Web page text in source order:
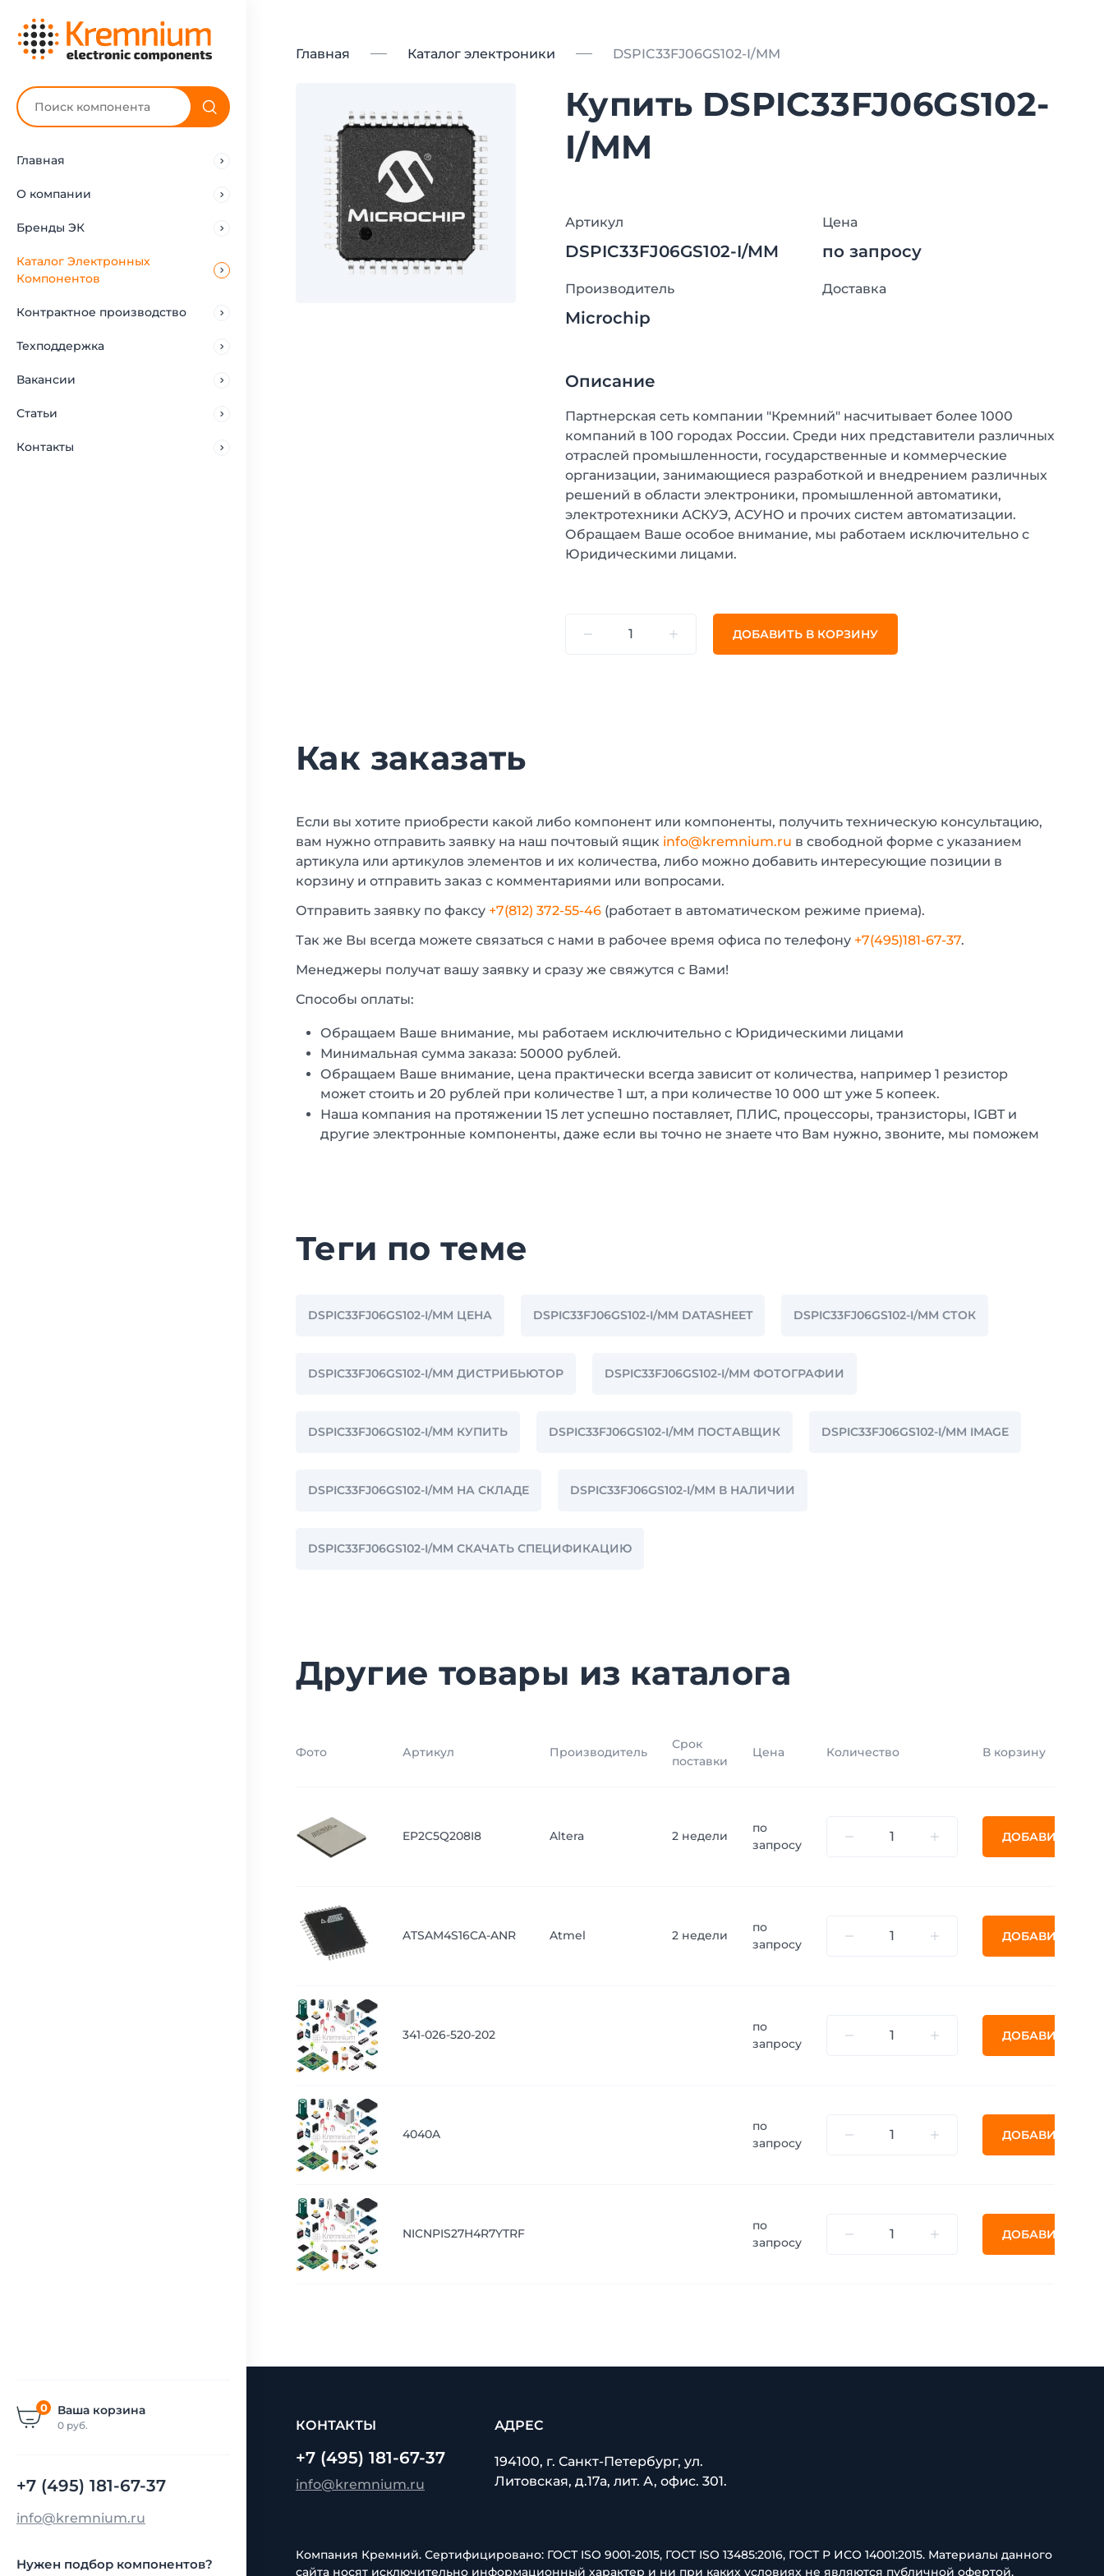
Главная
О компании
Бренды ЭК
Каталог Электронных
Компонентов
Контрактное производство
Техподдержка
Вакансии
Статьи
Контакты
0 Ваша корзина
0 руб.
+7 (495) 181-67-37
info@kremnium.ru
Нужен подбор компонентов?
Главная Каталог электроники DSPIC33FJ06GS102-I/MM
Купить DSPIC33FJ06GS102-
I/MM
Артикул
DSPIC33FJ06GS102-I/MM
Цена
по запросу
Производитель
Microchip
Доставка
Описание
Партнерская сеть компании "Кремний" насчитывает более 1000
компаний в 100 городах России. Среди них представители различных
отраслей промышленности, государственные и коммерческие
организации, занимающиеся разработкой и внедрением различных
решений в области электроники, промышленной автоматики,
электротехники АСКУЭ, АСУНО и прочих систем автоматизации.
Обращаем Ваше особое внимание, мы работаем исключительно с
Юридическими лицами.
ДОБАВИТЬ В КОРЗИНУ
Как заказать
Если вы хотите приобрести какой либо компонент или компоненты, получить техническую консультацию,
вам нужно отправить заявку на наш почтовый ящик info@kremnium.ru в свободной форме с указанием
артикула или артикулов элементов и их количества, либо можно добавить интересующие позиции в
корзину и отправить заказ с комментариями или вопросами.
Отправить заявку по факсу +7(812) 372-55-46 (работает в автоматическом режиме приема).
Так же Вы всегда можете связаться с нами в рабочее время офиса по телефону +7(495)181-67-37.
Менеджеры получат вашу заявку и сразу же свяжутся с Вами!
Способы оплаты:
Обращаем Ваше внимание, мы работаем исключительно с Юридическими лицами
Минимальная сумма заказа: 50000 рублей.
Обращаем Ваше внимание, цена практически всегда зависит от количества, например 1 резистор
может стоить и 20 рублей при количестве 1 шт, а при количестве 10 000 шт уже 5 копеек.
Наша компания на протяжении 15 лет успешно поставляет, ПЛИС, процессоры, транзисторы, IGBT и
другие электронные компоненты, даже если вы точно не знаете что Вам нужно, звоните, мы поможем
Теги по теме
DSPIC33FJ06GS102-I/MM ЦЕНА DSPIC33FJ06GS102-I/MM DATASHEET DSPIC33FJ06GS102-I/MM СТОК
DSPIC33FJ06GS102-I/MM ДИСТРИБЬЮТОР DSPIC33FJ06GS102-I/MM ФОТОГРАФИИ
DSPIC33FJ06GS102-I/MM КУПИТЬ DSPIC33FJ06GS102-I/MM ПОСТАВЩИК DSPIC33FJ06GS102-I/MM IMAGE
DSPIC33FJ06GS102-I/MM НА СКЛАДЕ DSPIC33FJ06GS102-I/MM В НАЛИЧИИ
DSPIC33FJ06GS102-I/MM СКАЧАТЬ СПЕЦИФИКАЦИЮ
Другие товары из каталога
Фото Артикул Производитель
Срок
поставки
Цена Количество В корзину
EP2C5Q208I8 Altera 2 недели
по
запросу
ДОБАВИТЬ
ATSAM4S16CA-ANR Atmel 2 недели
по
запросу
ДОБАВИТЬ
341-026-520-202
по
запросу
ДОБАВИТЬ
4040A
по
запросу
ДОБАВИТЬ
NICNPIS27H4R7YTRF
по
запросу
ДОБАВИТЬ
КОНТАКТЫ
+7 (495) 181-67-37
info@kremnium.ru
АДРЕС
194100, г. Санкт-Петербург, ул.
Литовская, д.17а, лит. А, офис. 301.
Компания Кремний. Сертифицировано: ГОСТ ISO 9001-2015, ГОСТ ISO 13485:2016, ГОСТ Р ИСО 14001:2015. Материалы данного
сайта носят исключительно информационный характер и ни при каких условиях не являются публичной офертой,